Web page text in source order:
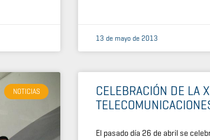
13 de mayo de 2013
NOTICIAS
CELEBRACIÓN DE LA
El pasado día 26 de abril se